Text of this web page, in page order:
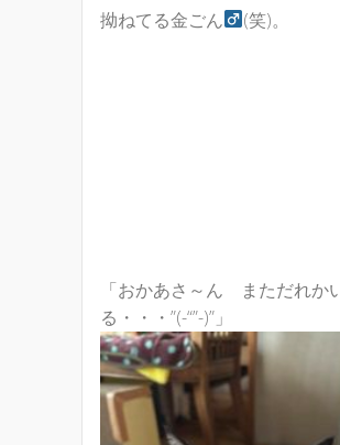
拗ねてる金ごん (笑)。
「おかあさ～ん まただれか
る・・・”(-“”-)”」